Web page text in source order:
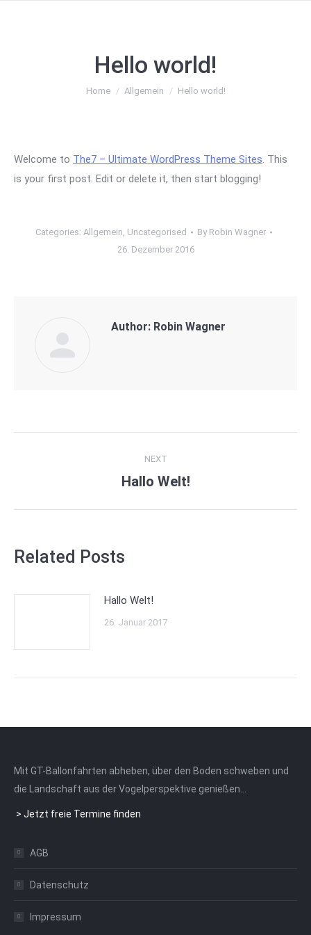
Hello world!
You are here:
Home Allgemein Hello world!
Welcome to The7 – Ultimate WordPress Theme Sites. This
is your first post. Edit or delete it, then start blogging!
Categories: Allgemein, Uncategorised By Robin Wagner
26. Dezember 2016
Author: Robin Wagner
navigation
NEXT
Next
Hallo Welt!
Related Posts
Hallo Welt!
26. Januar 2017
Mit GT-Ballonfahrten abheben, über den Boden schweben und
die Landschaft aus der Vogelperspektive genießen…
> Jetzt freie Termine finden
AGB
Datenschutz
Impressum